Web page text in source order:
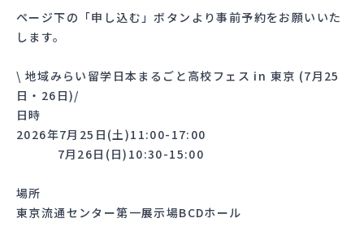
ページ下の「申し込む」ボタンより事前予約をお願いいた
します。
\ 地域みらい留学日本まるごと高校フェス in 東京 (7月25
日・26日)/
日時
2026年7月25日(土)11:00-17:00
7月26日(日)10:30-15:00
場所
東京流通センター第一展示場BCDホール